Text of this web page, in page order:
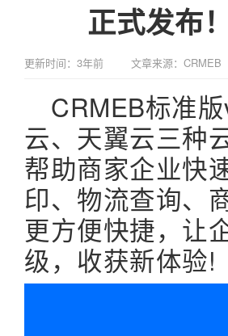
正式发布
更新时间：3年前 文章来源：CRMEB
CRMEB标准
云、天翼云三种
帮助商家企业快
印、物流查询、
更方便快捷，让
级，收获新体验!